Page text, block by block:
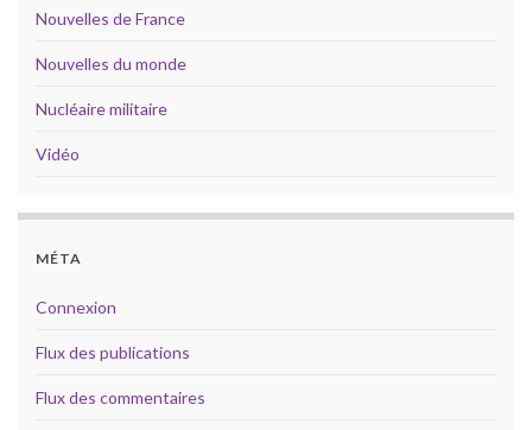
Nouvelles de France
Nouvelles du monde
Nucléaire militaire
Vidéo
MÉTA
Connexion
Flux des publications
Flux des commentaires